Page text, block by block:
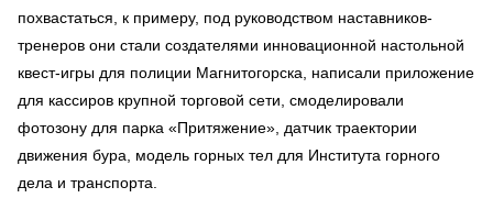
похвастаться, к примеру, под руководством наставников-
тренеров они стали создателями инновационной настольной
квест-игры для полиции Магнитогорска, написали приложение
для кассиров крупной торговой сети, смоделировали
фотозону для парка «Притяжение», датчик траектории
движения бура, модель горных тел для Института горного
дела и транспорта.